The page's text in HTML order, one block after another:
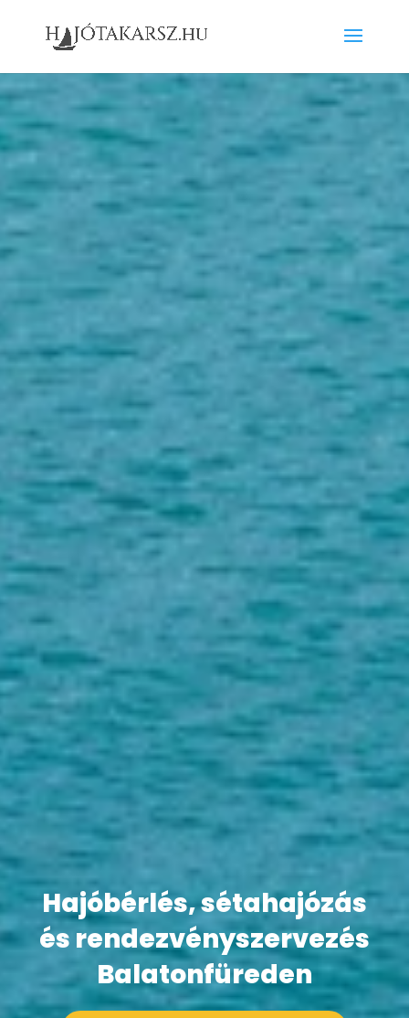
Hajóbérlés, sétahajózás
és rendezvényszervezés
Balatonfüreden